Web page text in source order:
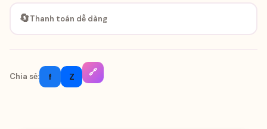
🔄Thanh toán dễ dàng
Chia sẻ: f Z 🔗